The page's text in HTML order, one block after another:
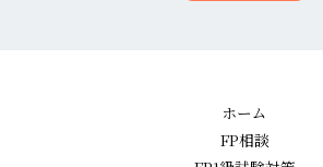
ホーム
FP相談